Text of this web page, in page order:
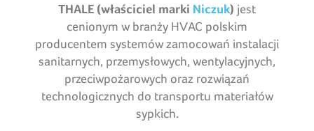
THALE (właściciel marki Niczuk) jest
cenionym w branży HVAC polskim
producentem systemów zamocowań instalacji
sanitarnych, przemysłowych, wentylacyjnych,
przeciwpożarowych oraz rozwiązań
technologicznych do transportu materiałów
sypkich.